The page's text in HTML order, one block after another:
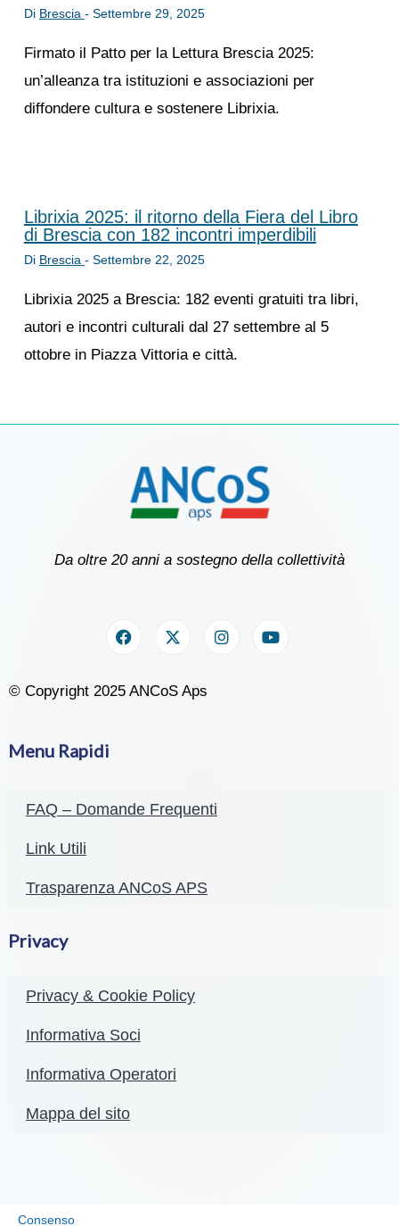
Di Brescia - Settembre 29, 2025
Firmato il Patto per la Lettura Brescia 2025:
un’alleanza tra istituzioni e associazioni per
diffondere cultura e sostenere Librixia.
Librixia 2025: il ritorno della Fiera del Libro
di Brescia con 182 incontri imperdibili
Di Brescia - Settembre 22, 2025
Librixia 2025 a Brescia: 182 eventi gratuiti tra libri,
autori e incontri culturali dal 27 settembre al 5
ottobre in Piazza Vittoria e città.
Da oltre 20 anni a sostegno della collettività
© Copyright 2025 ANCoS Aps
Menu Rapidi
FAQ – Domande Frequenti
Link Utili
Trasparenza ANCoS APS
Privacy
Privacy & Cookie Policy
Informativa Soci
Informativa Operatori
Mappa del sito
Consenso